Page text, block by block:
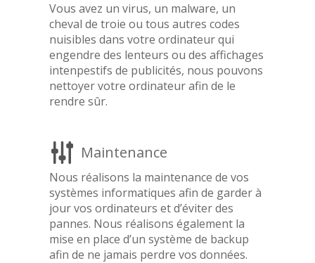
Vous avez un virus, un malware, un
cheval de troie ou tous autres codes
nuisibles dans votre ordinateur qui
engendre des lenteurs ou des affichages
intenpestifs de publicités, nous pouvons
nettoyer votre ordinateur afin de le
rendre sûr.
Maintenance
Nous réalisons la maintenance de vos
systèmes informatiques afin de garder à
jour vos ordinateurs et d’éviter des
pannes. Nous réalisons également la
mise en place d’un système de backup
afin de ne jamais perdre vos données.